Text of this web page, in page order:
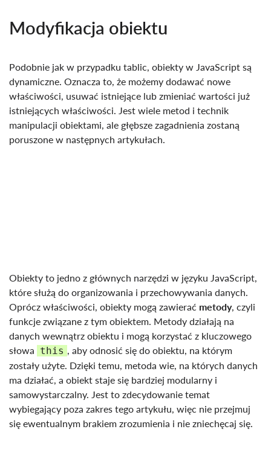
Modyfikacja obiektu
Podobnie jak w przypadku tablic, obiekty w JavaScript są
dynamiczne. Oznacza to, że możemy dodawać nowe
właściwości, usuwać istniejące lub zmieniać wartości już
istniejących właściwości. Jest wiele metod i technik
manipulacji obiektami, ale głębsze zagadnienia zostaną
poruszone w następnych artykułach.
Obiekty to jedno z głównych narzędzi w języku JavaScript,
które służą do organizowania i przechowywania danych.
Oprócz właściwości, obiekty mogą zawierać metody, czyli
funkcje związane z tym obiektem. Metody działają na
danych wewnątrz obiektu i mogą korzystać z kluczowego
słowa this
, aby odnosić się do obiektu, na którym
zostały użyte. Dzięki temu, metoda wie, na których danych
ma działać, a obiekt staje się bardziej modularny i
samowystarczalny. Jest to zdecydowanie temat
wybiegający poza zakres tego artykułu, więc nie przejmuj
się ewentualnym brakiem zrozumienia i nie zniechęcaj się.